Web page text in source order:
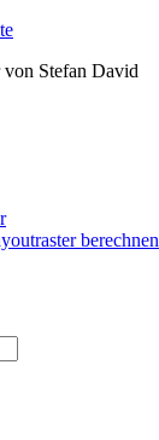
Stefan David
berechnen